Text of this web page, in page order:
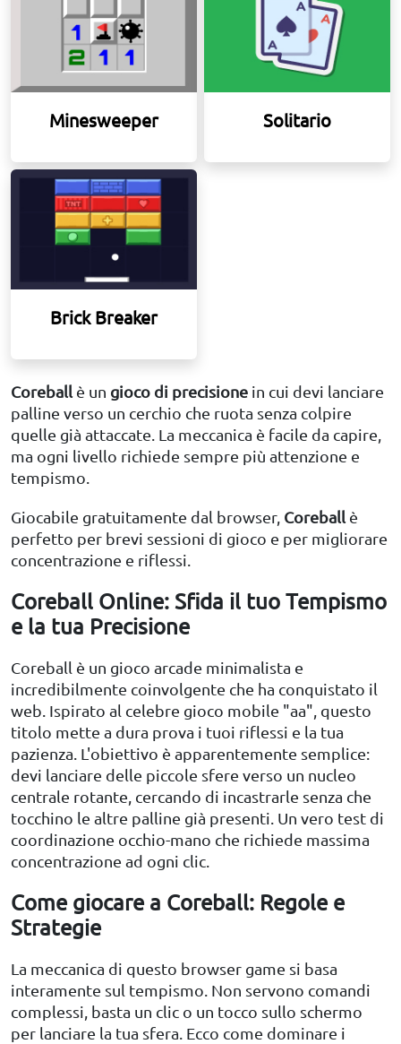
Minesweeper Solitario
Brick Breaker
Coreball è un gioco di precisione in cui devi lanciare
palline verso un cerchio che ruota senza colpire
quelle già attaccate. La meccanica è facile da capire,
ma ogni livello richiede sempre più attenzione e
tempismo.
Giocabile gratuitamente dal browser, Coreball è
perfetto per brevi sessioni di gioco e per migliorare
concentrazione e riflessi.
Coreball Online: Sfida il tuo Tempismo
e la tua Precisione
Coreball è un gioco arcade minimalista e
incredibilmente coinvolgente che ha conquistato il
web. Ispirato al celebre gioco mobile "aa", questo
titolo mette a dura prova i tuoi riflessi e la tua
pazienza. L'obiettivo è apparentemente semplice:
devi lanciare delle piccole sfere verso un nucleo
centrale rotante, cercando di incastrarle senza che
tocchino le altre palline già presenti. Un vero test di
coordinazione occhio-mano che richiede massima
concentrazione ad ogni clic.
Come giocare a Coreball: Regole e
Strategie
La meccanica di questo browser game si basa
interamente sul tempismo. Non servono comandi
complessi, basta un clic o un tocco sullo schermo
per lanciare la tua sfera. Ecco come dominare i